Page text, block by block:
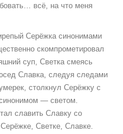
всё, на что меня
Серёжка синонимами
скомпрометировал
суп, Светка смеясь
Славка, следуя следами
столкнул Серёжку с
— светом.
славить Славку со
Светке, Славке.